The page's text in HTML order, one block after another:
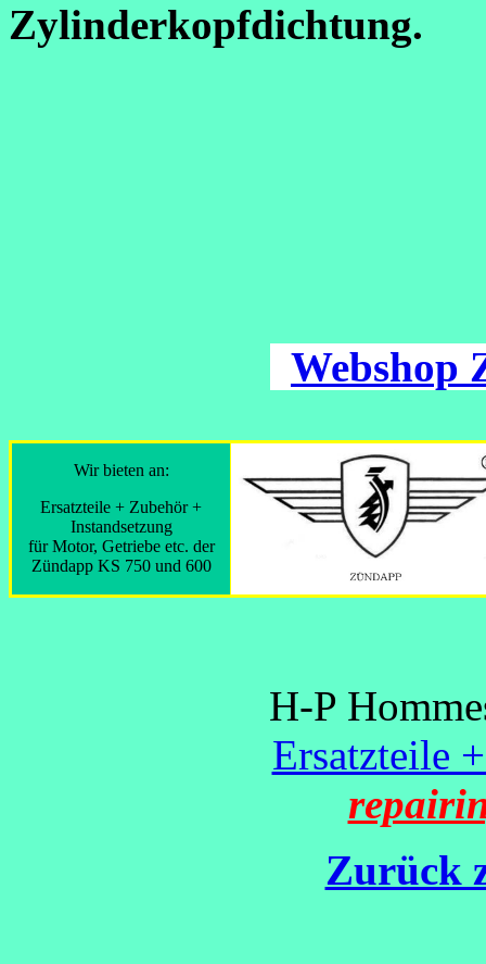
Zylinderkopfdichtung.
Webshop
Wir bieten an:
Ersatzteile + Zubehör +
Instandsetzung
für Motor, Getriebe etc. der
Zündapp KS 750 und 600
H-P
Ersatzteile
Zurück